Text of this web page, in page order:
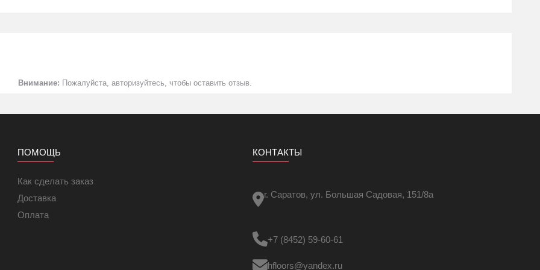
теплого пола, как от внешнего перегрева, так и от
позволяющий экономить электроэнергию и
выбрать в разделе Терморегуляторы
Внимание: Пожалуйста, авторизуйтесь, чтобы оставить отзыв.
ПОМОЩЬ
Как сделать заказ
Доставка
Оплата
КОНТАКТЫ
г. Саратов, ул. Большая Садовая, 151/8а
+7 (8452) 59-60-61
hfloors@yandex.ru